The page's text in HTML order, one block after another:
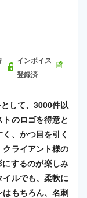
インボイス
登録済
して、3000件以
のロゴを得意と
、かつ目を引く
クライアント様の
するのが楽しみ
ルでも、柔軟に
もちろん、名刺